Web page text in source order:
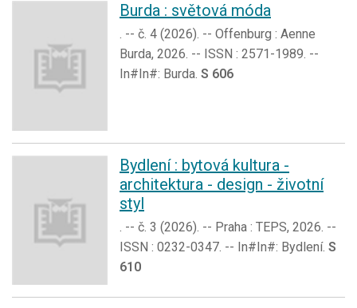
Burda : světová móda
. -- č. 4 (2026). -- Offenburg : Aenne
Burda, 2026. -- ISSN : 2571-1989. --
In#In#: Burda. S 606
Bydlení : bytová kultura -
architektura - design - životní
styl
. -- č. 3 (2026). -- Praha : TEPS, 2026. --
ISSN : 0232-0347. -- In#In#: Bydlení. S
610